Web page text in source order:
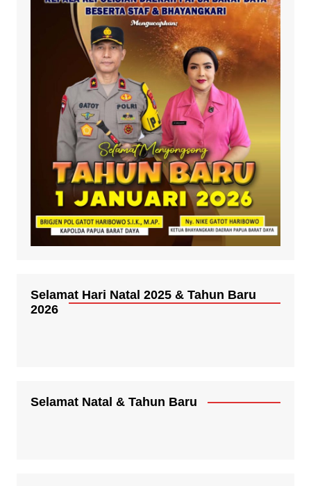
Selamat Hari Natal 2025 & Tahun Baru
2026
Selamat Natal & Tahun Baru